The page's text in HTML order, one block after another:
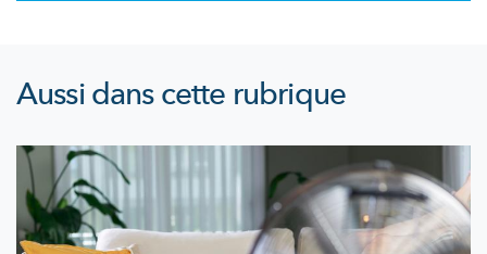
Aussi dans cette rubrique